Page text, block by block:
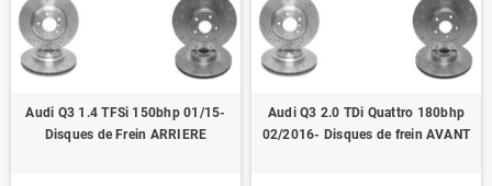
Audi Q3 1.4 TFSi 150bhp 01/15-
Disques de Frein ARRIERE
Audi Q3 2.0 TDi Quattro 180bhp
02/2016- Disques de frein AVANT